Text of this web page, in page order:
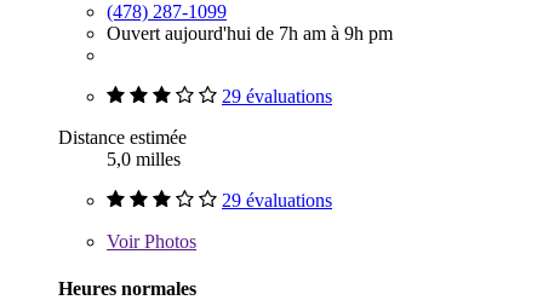
(478) 287-1099
Ouvert aujourd'hui de 7h am à 9h pm
29 évaluations
Distance estimée
5,0 milles
29 évaluations
VoirPhotos
Heures normales